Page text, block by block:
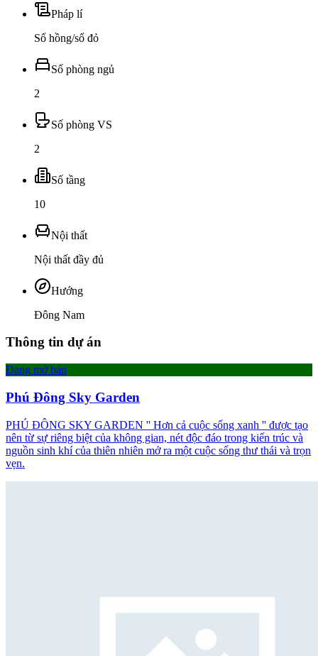
Pháp lí
Sổ hồng/sổ đỏ
Số phòng ngủ
2
Số phòng VS
2
Số tầng
10
Nội thất
Nội thất đầy đủ
Hướng
Đông Nam
Thông tin dự án
Đang mở bán
Phú Đông Sky Garden
PHÚ ĐÔNG SKY GARDEN '' Hơn cả cuộc sống xanh '' được tạo
nên từ sự riêng biệt của không gian, nét độc đáo trong kiến trúc và
nguồn sinh khí của thiên nhiên mở ra một cuộc sống thư thái và trọn
vẹn.